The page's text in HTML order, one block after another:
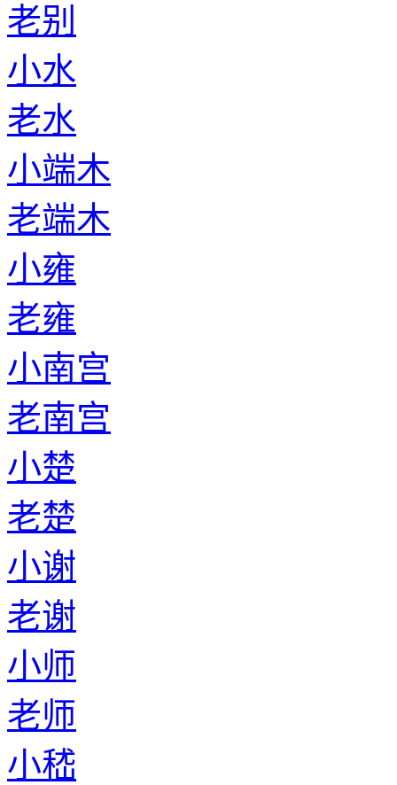
老别
小水
老水
小端木
老端木
小雍
老雍
小南宫
老南宫
小楚
老楚
小谢
老谢
小师
老师
小嵇